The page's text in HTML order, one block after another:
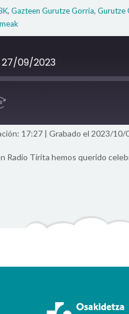
, Gazteen Gurutze Gorria, Gurutze
09/2023
30
Seconds
17:27 | Grabado el 2023/10/
Radio Tirita hemos querido